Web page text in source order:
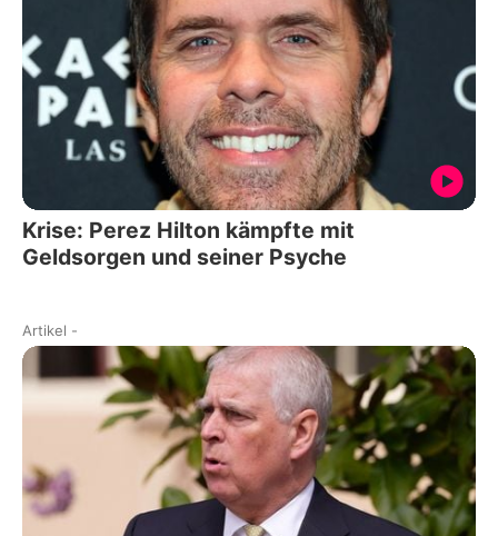
Krise: Perez Hilton kämpfte mit
Geldsorgen und seiner Psyche
Artikel -